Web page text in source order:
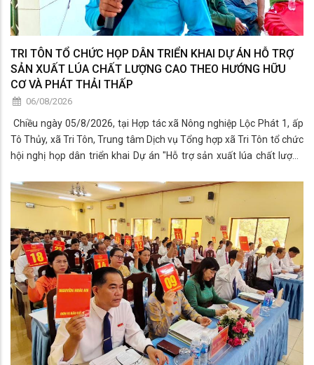
TRI TÔN TỔ CHỨC HỌP DÂN TRIỂN KHAI DỰ ÁN HỖ TRỢ
SẢN XUẤT LÚA CHẤT LƯỢNG CAO THEO HƯỚNG HỮU
CƠ VÀ PHÁT THẢI THẤP
06/08/2026
​ Chiều ngày 05/8/2026, tại Hợp tác xã Nông nghiệp Lộc Phát 1, ấp
Tô Thủy, xã Tri Tôn, Trung tâm Dịch vụ Tổng hợp xã Tri Tôn tổ chức
hội nghị họp dân triển khai Dự án "Hỗ trợ sản xuất lúa chất lượng
bền vững 1 triệu ha chuyên canh lúa chất lượng cao năm 2026".